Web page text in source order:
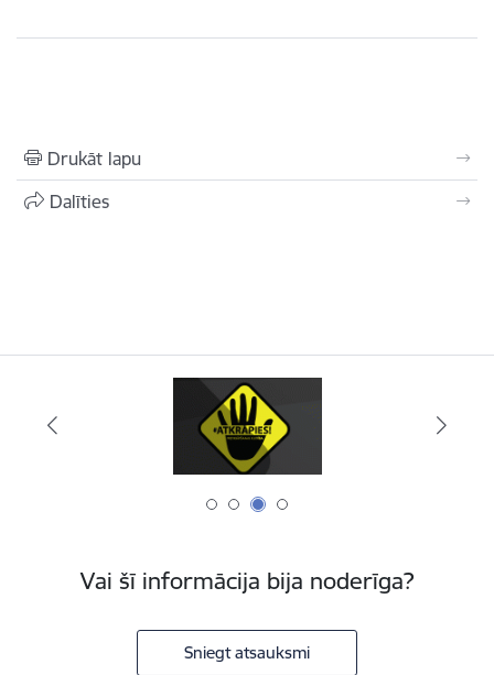
Drukāt lapu
Dalīties
Vai šī informācija bija noderīga?
Sniegt atsauksmi